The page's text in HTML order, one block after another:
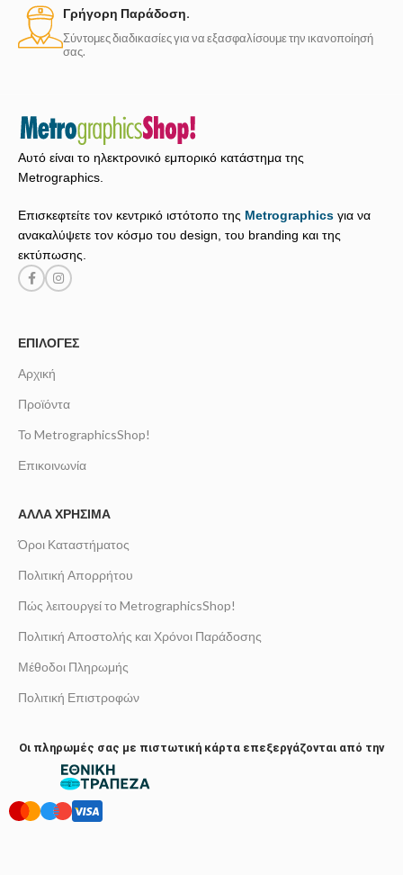
Γρήγορη Παράδοση.
Σύντομες διαδικασίες για να εξασφαλίσουμε την ικανοποίησή
σας.
Αυτό είναι το ηλεκτρονικό εμπορικό κατάστημα της
Metrographics.
Επισκεφτείτε τον κεντρικό ιστότοπο της Metrographics για να
ανακαλύψετε τον κόσμο του design, του branding και της
εκτύπωσης.
ΕΠΙΛΟΓΈΣ
Αρχική
Προϊόντα
Το MetrographicsShop!
Επικοινωνία
ΆΛΛΑ ΧΡΉΣΙΜΑ
Όροι Καταστήματος
Πολιτική Απορρήτου
Πώς λειτουργεί το MetrographicsShop!
Πολιτική Αποστολής και Χρόνοι Παράδοσης
Μέθοδοι Πληρωμής
Πολιτική Επιστροφών
Οι πληρωμές σας με πιστωτική κάρτα επεξεργάζονται από την